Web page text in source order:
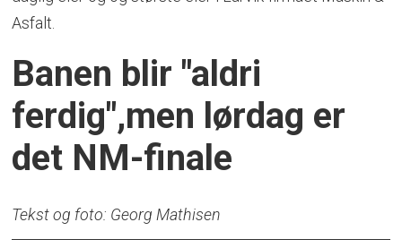
Asfalt.
Banen blir "aldri
ferdig",men lørdag er
det NM-finale
Tekst og foto: Georg Mathisen